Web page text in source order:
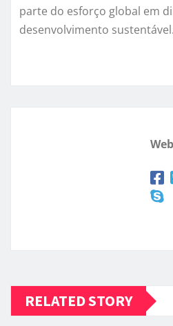
parte do esforço global em
desenvolvimento sustentável.
RELATED STORY